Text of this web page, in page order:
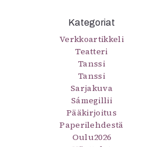
Kategoriat
Verkkoartikkeli
Teatteri
Tanssi
Tanssi
Sarjakuva
Sámegillii
Pääkirjoitus
Paperilehdestä
Oulu2026